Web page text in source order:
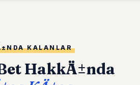
KALANLAR
HakkÄ±nda